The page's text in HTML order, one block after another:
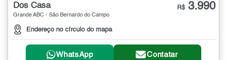
Dos Casa
Grande ABC - São Bernardo do Campo
Endereço no círculo do mapa
R$ 3.990
WhatsApp Contatar